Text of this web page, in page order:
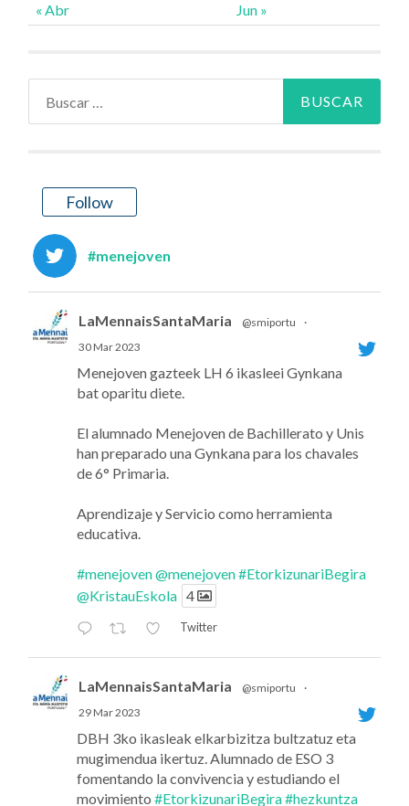
« Abr Jun »
Follow
#menejoven
LaMennaisSantaMaria @smiportu
·
30 Mar 2023
Menejoven gazteek LH 6 ikasleei Gynkana
bat oparitu diete.
El alumnado Menejoven de Bachillerato y Unis
han preparado una Gynkana para los chavales
de 6° Primaria.
Aprendizaje y Servicio como herramienta
educativa.
#menejoven@menejoven#EtorkizunariBegira
@KristauEskola 4
Twitter
LaMennaisSantaMaria @smiportu
·
29 Mar 2023
DBH 3ko ikasleak elkarbizitza bultzatuz eta
mugimendua ikertuz. Alumnado de ESO 3
fomentando la convivencia y estudiando el
movimiento#EtorkizunariBegira#hezkuntza